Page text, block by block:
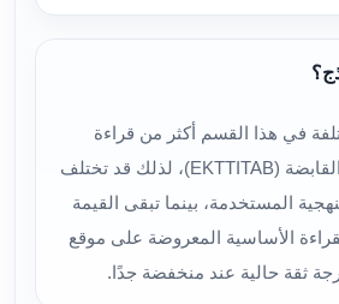
في هذا القسم أكثر من قراءة
لتقييم سهم اكتتاب القابضة (EKTTITAB)، لذلك قد تختلف
المستخدمة، بينما تبقى القيمة
الأساسية المعروضة على موقع
ثقة حالية عند منخفضة جدًا.